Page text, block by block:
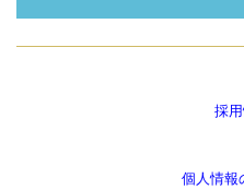
採
個人情報